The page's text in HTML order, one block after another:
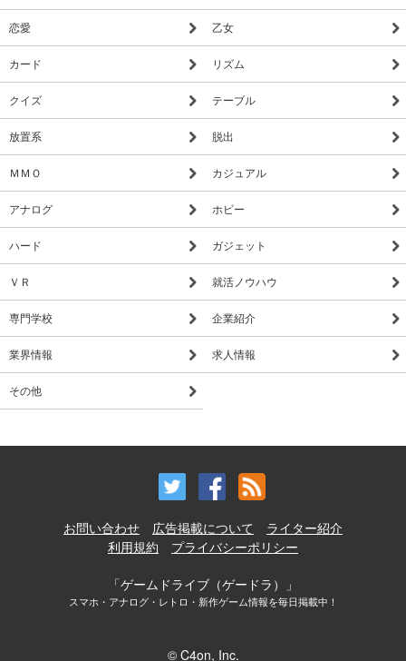
恋愛 乙女
カード リズム
クイズ テーブル
放置系 脱出
ＭＭＯ カジュアル
アナログ ホビー
ハード ガジェット
ＶＲ 就活ノウハウ
専門学校 企業紹介
業界情報 求人情報
その他
お問い合わせ 広告掲載について
ライター紹介
利用規約
プライバシーポリシー
「ゲームドライブ（ゲードラ）」
スマホ・アナログ・レトロ・新作ゲーム情報を毎日掲載中！
© C4on, Inc.